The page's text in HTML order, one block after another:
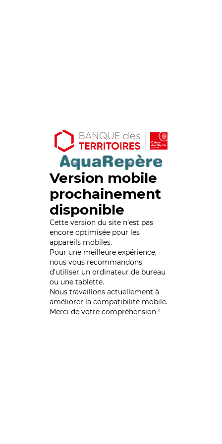
Version mobile
prochainement
disponible
Cette version du site n’est pas
encore optimisée pour les
appareils mobiles.
Pour une meilleure expérience,
nous vous recommandons
d'utiliser un ordinateur de bureau
ou une tablette.
Nous travaillons actuellement à
améliorer la compatibilité mobile.
Merci de votre compréhension !